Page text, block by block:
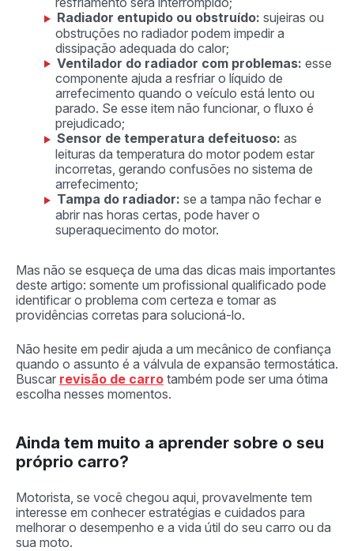
Radiador entupido ou obstruído: sujeiras ou
obstruções no radiador podem impedir a
dissipação adequada do calor;
Ventilador do radiador com problemas: esse
componente ajuda a resfriar o líquido de
arrefecimento quando o veículo está lento ou
parado. Se esse item não funcionar, o fluxo é
prejudicado;
Sensor de temperatura defeituoso: as
leituras da temperatura do motor podem estar
incorretas, gerando confusões no sistema de
arrefecimento;
Tampa do radiador: se a tampa não fechar e
abrir nas horas certas, pode haver o
superaquecimento do motor.
Mas não se esqueça de uma das dicas mais importantes
deste artigo: somente um profissional qualificado pode
identificar o problema com certeza e tomar as
providências corretas para solucioná-lo.
Não hesite em pedir ajuda a um mecânico de confiança
quando o assunto é a válvula de expansão termostática.
Buscar revisão de carro também pode ser uma ótima
escolha nesses momentos.
Ainda tem muito a aprender sobre o seu
próprio carro?
Motorista, se você chegou aqui, provavelmente tem
interesse em conhecer estratégias e cuidados para
melhorar o desempenho e a vida útil do seu carro ou da
sua moto.